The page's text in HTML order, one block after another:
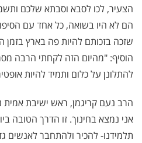
הצעיר, לכו לסבא וסבתא שלכם
הם לא היו בשואה, כל אחד עם
שזכה בזכותם להיות פה בארץ בזמן
הוסיף: ‏"מהיום הזה לקחתי הרבה
להתלונן על כלום ותמיד להיות
הרב נעם קריגמן, ראש ישיבת אמית
אני נמצא בחינוך. זו הדרך הטובה
תלמידנו- להכיר ולהתחבר לאנשים